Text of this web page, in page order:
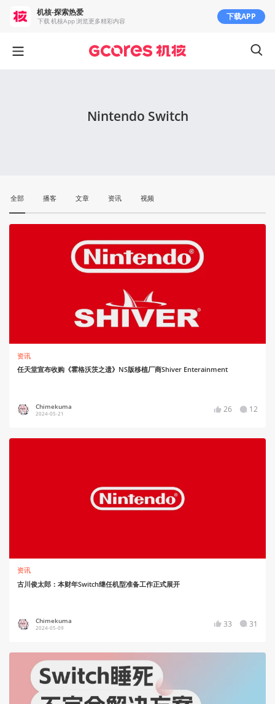
Nintendo Switch
全部 播客 文章 资讯 视频
资讯
任天堂宣布收购《霍格沃茨之遗》NS版移植厂商Shiver Enterainment
Chimekuma
2024-05-21 26 12
资讯
古川俊太郎：本财年Switch继任机型准备工作正式展开
Chimekuma
2024-05-09 33 31
机核-探索热爱
下载 机核App 浏览更多精彩内容 下载APP